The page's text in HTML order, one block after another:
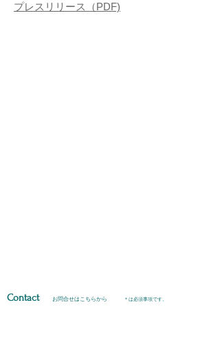
​プレスリリース（PDF)
Contact お問合せはこちらから ＊は必須事項です。